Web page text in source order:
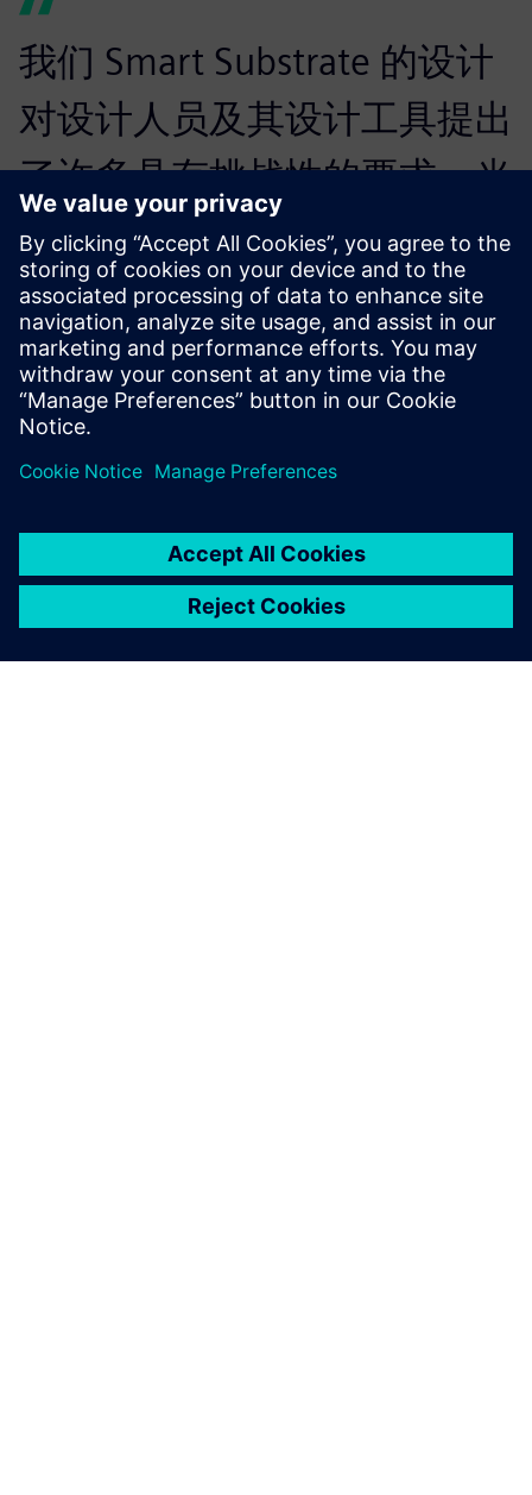
我们 Smart Substrate 的设计
对设计人员及其设计工具提出
了许多具有挑战性的要求。当
我们评估 EDA 供应商及其技
术时，这些要求是关键的评估
因素。
Michael Su, CTO, Chipletz